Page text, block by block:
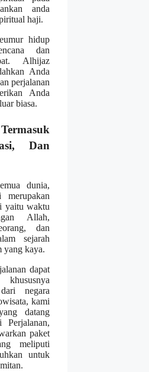
anda
haji.
hidup
dan
Alhijaz
Anda
perjalanan
Anda
biasa.
Dan
dunia,
yaitu waktu
Allah,
dan
sejarah
yang kaya.
dapat
khususnya
negara
kami
datang
Perjalanan,
paket
meliputi
untuk